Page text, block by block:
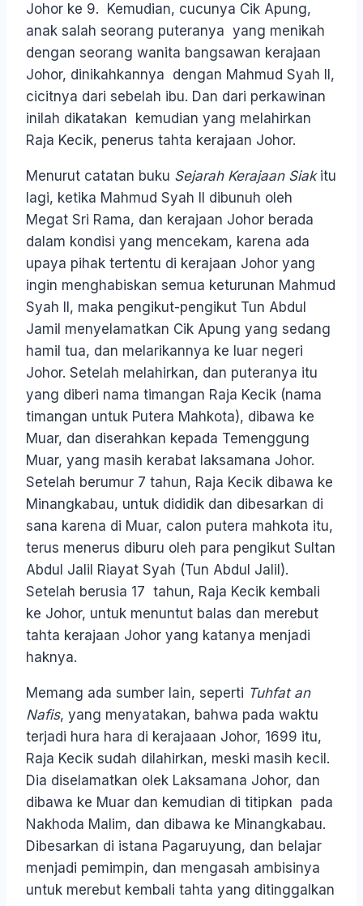
Johor ke 9. Kemudian, cucunya Cik Apung,
anak salah seorang puteranya yang menikah
dengan seorang wanita bangsawan kerajaan
Johor, dinikahkannya dengan Mahmud Syah II,
cicitnya dari sebelah ibu. Dan dari perkawinan
inilah dikatakan kemudian yang melahirkan
Raja Kecik, penerus tahta kerajaan Johor.
Menurut catatan buku Sejarah Kerajaan Siakitu
lagi, ketika Mahmud Syah II dibunuh oleh
Megat Sri Rama, dan kerajaan Johor berada
dalam kondisi yang mencekam, karena ada
upaya pihak tertentu di kerajaan Johor yang
ingin menghabiskan semua keturunan Mahmud
Syah II, maka pengikut-pengikut Tun Abdul
Jamil menyelamatkan Cik Apung yang sedang
hamil tua, dan melarikannya ke luar negeri
Johor. Setelah melahirkan, dan puteranya itu
yang diberi nama timangan Raja Kecik (nama
timangan untuk Putera Mahkota), dibawa ke
Muar, dan diserahkan kepada Temenggung
Muar, yang masih kerabat laksamana Johor.
Setelah berumur 7 tahun, Raja Kecik dibawa ke
Minangkabau, untuk dididik dan dibesarkan di
sana karena di Muar, calon putera mahkota itu,
terus menerus diburu oleh para pengikut Sultan
Abdul Jalil Riayat Syah (Tun Abdul Jalil).
Setelah berusia 17 tahun, Raja Kecik kembali
ke Johor, untuk menuntut balas dan merebut
tahta kerajaan Johor yang katanya menjadi
haknya.
Memang ada sumber lain, seperti Tuhfat an
Nafis, yang menyatakan, bahwa pada waktu
terjadi hura hara di kerajaaan Johor, 1699 itu,
Raja Kecik sudah dilahirkan, meski masih kecil.
Dia diselamatkan olek Laksamana Johor, dan
dibawa ke Muar dan kemudian di titipkan pada
Nakhoda Malim, dan dibawa ke Minangkabau.
Dibesarkan di istana Pagaruyung, dan belajar
menjadi pemimpin, dan mengasah ambisinya
untuk merebut kembali tahta yang ditinggalkan